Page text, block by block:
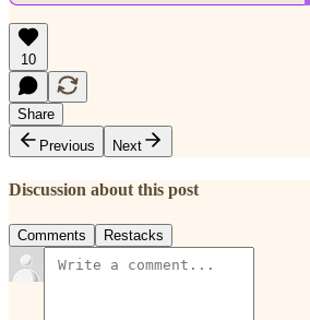
10
Share
Previous
Next
Discussion about this post
Comments Restacks